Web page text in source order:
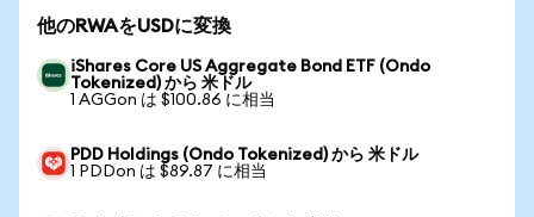
他のRWAをUSDに変換
iShares Core US Aggregate Bond ETF (Ondo
Tokenized) から 米ドル
1 AGGon は $100.86 に相当
PDD Holdings (Ondo Tokenized) から 米ドル
1 PDDon は $89.87 に相当